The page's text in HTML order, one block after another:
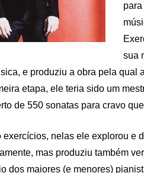
sua
e produziu a obra pela qual
etapa, ele teria sido um
de 550 sonatas para cravo
exercícios, nelas ele explorou e
mas produziu também
dos maiores (e menores)